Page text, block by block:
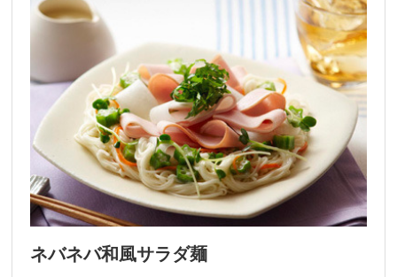
ネバネバ和風サラダ麺